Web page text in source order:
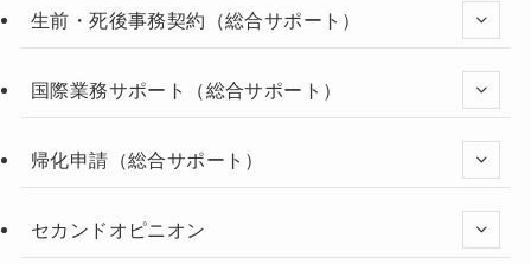
生前・死後事務契約（総合サポート）
国際業務サポート（総合サポート）
帰化申請（総合サポート）
セカンドオピニオン